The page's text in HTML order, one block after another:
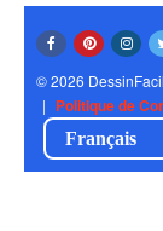
© 2026
| Politique de
Français